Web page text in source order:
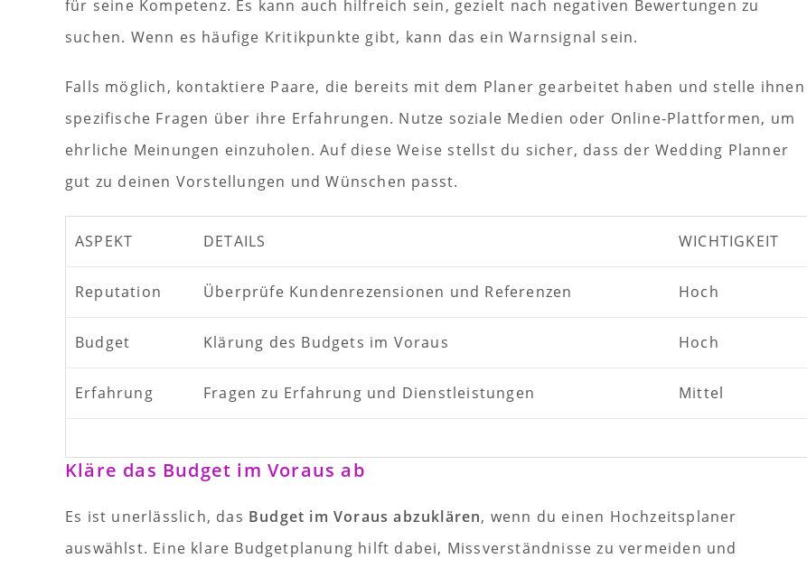
für seine Kompetenz. Es kann auch hilfreich sein, gezielt nach negativen Bewertungen zu
suchen. Wenn es häufige Kritikpunkte gibt, kann das ein Warnsignal sein.
Falls möglich, kontaktiere Paare, die bereits mit dem Planer gearbeitet haben und stelle ihnen
spezifische Fragen über ihre Erfahrungen. Nutze soziale Medien oder Online-Plattformen, um
ehrliche Meinungen einzuholen. Auf diese Weise stellst du sicher, dass der Wedding Planner
gut zu deinen Vorstellungen und Wünschen passt.
ASPEKT DETAILS WICHTIGKEIT
Reputation Überprüfe Kundenrezensionen und Referenzen Hoch
Budget Klärung des Budgets im Voraus Hoch
Erfahrung Fragen zu Erfahrung und Dienstleistungen Mittel
Kläre das Budget im Voraus ab
Es ist unerlässlich, das Budget im Voraus abzuklären, wenn du einen Hochzeitsplaner
auswählst. Eine klare Budgetplanung hilft dabei, Missverständnisse zu vermeiden und